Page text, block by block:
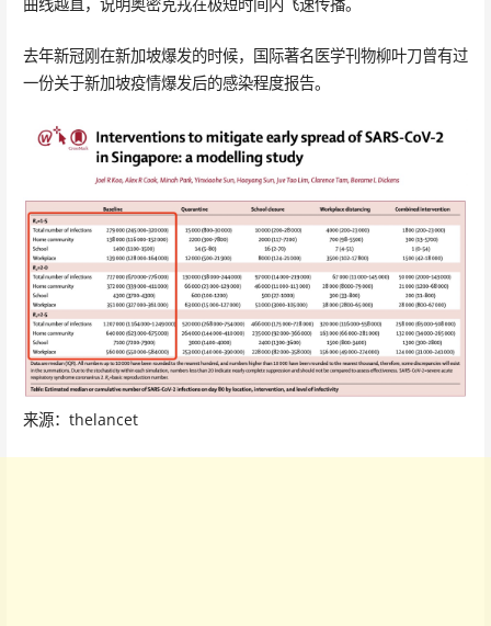
去年新冠刚在新加坡爆发的时候，国际著名医学刊物柳叶刀曾有过
一份关于新加坡疫情爆发后的感染程度报告。
来源：thelancet